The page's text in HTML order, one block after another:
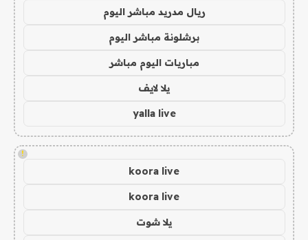
ريال مدريد مباشر اليوم
برشلونة مباشر اليوم
مباريات اليوم مباشر
يلا لايف
yalla live
!
koora live
koora live
يلا شوت